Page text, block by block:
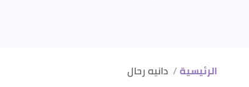
الرئيسية دانيه رحال